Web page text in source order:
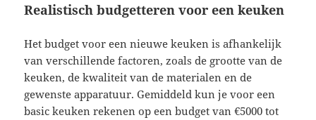
Realistisch budgetteren voor een keuken
Het budget voor een nieuwe keuken is afhankelijk
van verschillende factoren, zoals de grootte van de
keuken, de kwaliteit van de materialen en de
gewenste apparatuur. Gemiddeld kun je voor een
basic keuken rekenen op een budget van €5000 tot